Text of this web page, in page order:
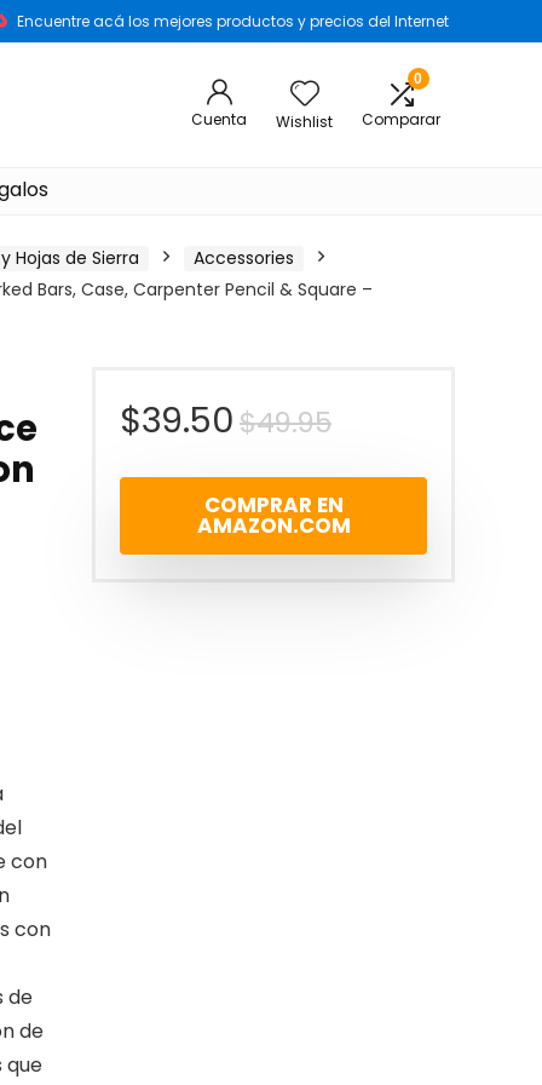
Encuentre acá los mejores productos y precios del Internet
Cuenta Wishlist
0
Comparar
Hojas de Sierra
Accessories
Bars, Case, Carpenter Pencil & Square –
con
con
de
de
que
$49.95
$39.50
COMPRAR EN
AMAZON.COM